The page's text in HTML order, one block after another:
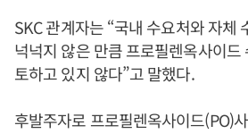
SKC 관계자는 “국내 수요처와 자체
넉넉지 않은 만큼 프로필렌옥사이드
토하고 있지 않다”고 말했다.
후발주자로 프로필렌옥사이드(PO)